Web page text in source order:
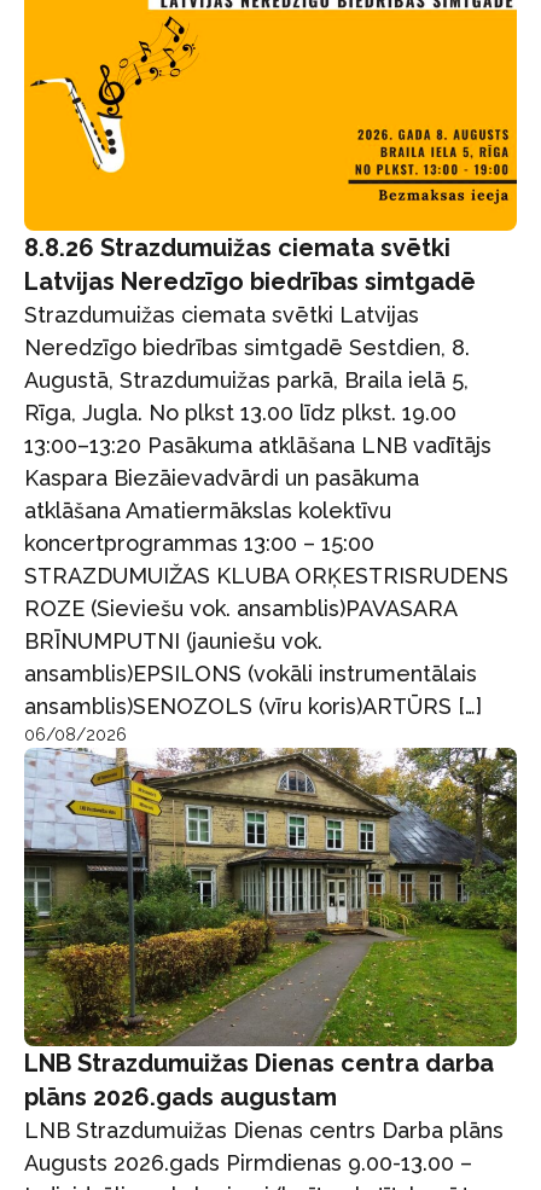
8.8.26 Strazdumuižas ciemata svētki
Latvijas Neredzīgo biedrības simtgadē
Strazdumuižas ciemata svētki Latvijas
Neredzīgo biedrības simtgadē Sestdien, 8.
Augustā, Strazdumuižas parkā, Braila ielā 5,
Rīga, Jugla. No plkst 13.00 līdz plkst. 19.00
13:00–13:20 Pasākuma atklāšana LNB vadītājs
Kaspara Biezāievadvārdi un pasākuma
atklāšana Amatiermākslas kolektīvu
koncertprogrammas 13:00 – 15:00
STRAZDUMUIŽAS KLUBA ORĶESTRISRUDENS
ROZE (Sieviešu vok. ansamblis)PAVASARA
BRĪNUMPUTNI (jauniešu vok.
ansamblis)EPSILONS (vokāli instrumentālais
ansamblis)SENOZOLS (vīru koris)ARTŪRS […]
06/08/2026
LNB Strazdumuižas Dienas centra darba
plāns 2026.gads augustam
LNB Strazdumuižas Dienas centrs Darba plāns
Augusts 2026.gads Pirmdienas 9.00-13.00 –